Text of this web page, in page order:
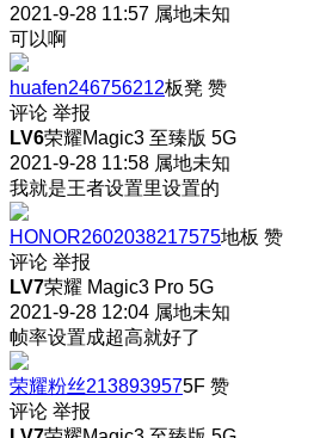
2021-9-28 11:57 属地未知
可以啊
huafen246756212板凳 赞
评论 举报
LV6荣耀Magic3 至臻版 5G
2021-9-28 11:58 属地未知
我就是王者设置里设置的
HONOR2602038217575地板 赞
评论 举报
LV7荣耀 Magic3 Pro 5G
2021-9-28 12:04 属地未知
帧率设置成超高就好了
荣耀粉丝2138939575F 赞
评论 举报